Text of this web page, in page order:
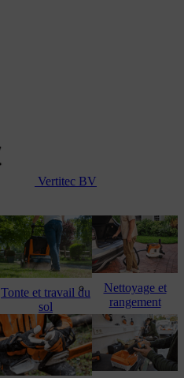
Vertitec BV
Tonte et travail du
sol
Nettoyage et
rangement